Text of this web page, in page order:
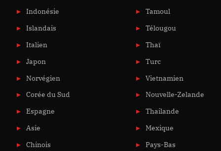
Indonésie
Islandais
Italien
Japon
Norvégien
Corée du Sud
Espagne
Asie
Chinois
Tamoul
Télougou
Thaï
Turc
Vietnamien
Nouvelle-Zelande
Thailande
Mexique
Pays-Bas